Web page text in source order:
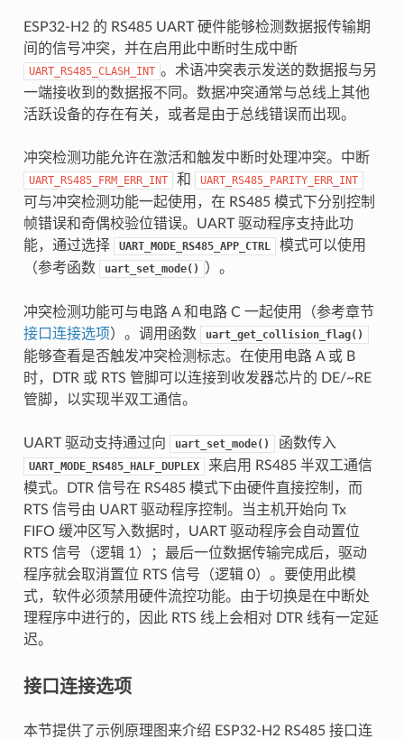
ESP32-H2 的 RS485 UART 硬件能够检测数据报传输期
间的信号冲突，并在启用此中断时生成中断
UART_RS485_CLASH_INT 。术语冲突表示发送的数据报与另
一端接收到的数据报不同。数据冲突通常与总线上其他
活跃设备的存在有关，或者是由于总线错误而出现。
冲突检测功能允许在激活和触发中断时处理冲突。中断
UART_RS485_FRM_ERR_INT 和 UART_RS485_PARITY_ERR_INT
可与冲突检测功能一起使用，在 RS485 模式下分别控制
帧错误和奇偶校验位错误。UART 驱动程序支持此功
能，通过选择
UART_MODE_RS485_APP_CTRL
模式可以使用
（参考函数
uart_set_mode() ）。
冲突检测功能可与电路 A 和电路 C 一起使用（参考章节
接口连接选项）。调用函数 uart_get_collision_flag()
能够查看是否触发冲突检测标志。在使用电路 A 或 B
时，DTR 或 RTS 管脚可以连接到收发器芯片的 DE/~RE
管脚，以实现半双工通信。
UART 驱动支持通过向 uart_set_mode() 函数传入
UART_MODE_RS485_HALF_DUPLEX
来启用 RS485 半双工通信
模式。DTR 信号在 RS485 模式下由硬件直接控制，而
RTS 信号由 UART 驱动程序控制。当主机开始向 Tx
FIFO 缓冲区写入数据时，UART 驱动程序会自动置位
RTS 信号（逻辑 1）；最后一位数据传输完成后，驱动
程序就会取消置位 RTS 信号（逻辑 0）。要使用此模
式，软件必须禁用硬件流控功能。由于切换是在中断处
理程序中进行的，因此 RTS 线上会相对 DTR 线有一定延
迟。
接口连接选项
本节提供了示例原理图来介绍 ESP32-H2 RS485 接口连